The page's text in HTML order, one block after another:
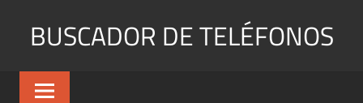
BUSCADOR DE TELÉFONOS
Identifica
Números